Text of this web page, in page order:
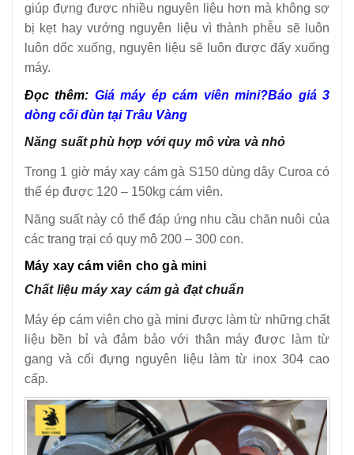
giúp đựng được nhiều nguyên liệu hơn mà không sợ
bị kẹt hay vướng nguyên liệu vì thành phễu sẽ luôn
luôn dốc xuống, nguyên liệu sẽ luôn được đẩy xuống
máy.
Đọc thêm: Giá máy ép cám viên mini?Báo giá 3
dòng cối đùn tại Trâu Vàng
Năng suất phù hợp với quy mô vừa và nhỏ
Trong 1 giờ máy xay cám gà S150 dùng dây Curoa có
thể ép được 120 – 150kg cám viên.
Năng suất này có thể đáp ứng nhu cầu chăn nuôi của
các trang trại có quy mô 200 – 300 con.
Máy xay cám viên cho gà mini
Chất liệu máy xay cám gà đạt chuẩn
Máy ép cám viên cho gà mini được làm từ những chất
liệu bền bỉ và đảm bảo với thân máy được làm từ
gang và cối đựng nguyên liệu làm từ inox 304 cao
cấp.